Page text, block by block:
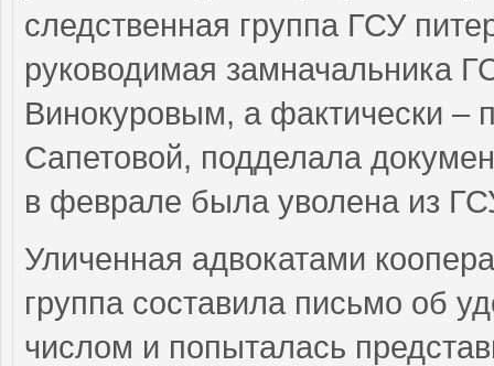
следственная группа ГСУ
руководимая замначальника
Винокуровым, а фактически –
Сапетовой, подделала
в феврале была уволена из
Уличенная адвокатами
группа составила письмо об
числом и попыталась